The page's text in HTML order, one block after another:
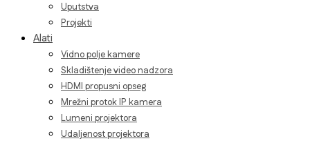
Uputstva
Projekti
Alati
Vidno polje kamere
Skladištenje video nadzora
HDMI propusni opseg
Mrežni protok IP kamera
Lumeni projektora
Udaljenost projektora